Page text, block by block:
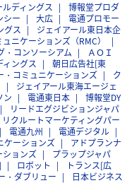
ルディングス
博報堂プロダ
シー 大広
電通プロモー
グス
ジェイアール東日本企
ニケーションズ（RMC）
・コンソーシアム
ＡＯＩ
ィングス
朝日広告社[東
・コミュニケーションズ
ク
ジェイアール東海エージェ
ン 電通東日本
博報堂DY
リードエグジビションジャパ
リクルートマーケティングパー
電通九州
電通デジタル
ケーションズ
アドプランナ
ションズ
プラップジャパ
ロボット
トランス[広
・ダブリュー
日本ビジネス